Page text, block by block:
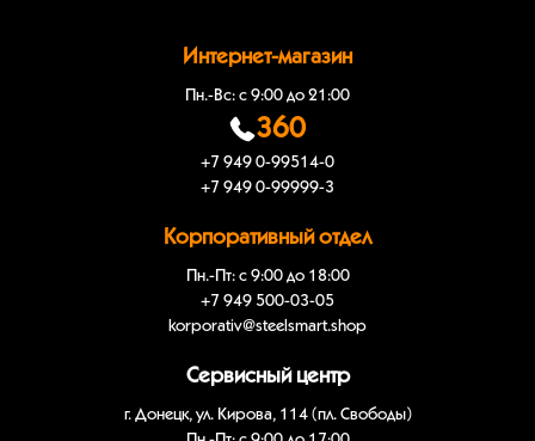
Интернет-магазин
Пн.-Вс: с 9:00 до 21:00
360
+7 949 0-99514-0
+7 949 0-99999-3
Корпоративный отдел
Пн.-Пт: с 9:00 до 18:00
+7 949 500-03-05
korporativ@steelsmart.shop
Сервисный центр
г. Донецк, ул. Кирова, 114 (пл. Свободы)